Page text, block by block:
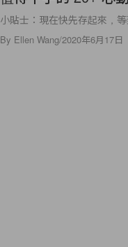
小貼士：現在快先存起來，
By Ellen Wang/2020年6月17日